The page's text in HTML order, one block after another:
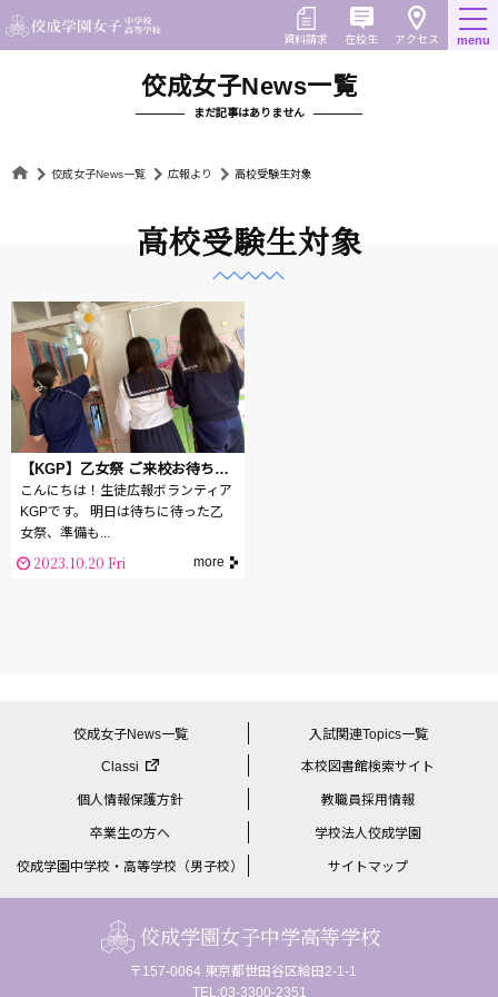
to
content
アクセス
在校生
資料請求 menu
佼成女子News一覧
まだ記事はありません
佼成女子News一覧 広報より 高校受験生対象
高校受験生対象
【KGP】乙女祭 ご来校お待ちしています！
こんにちは！生徒広報ボランティア
KGPです。 明日は待ちに待った乙
女祭、準備も...
2023.10.20 Fri more
佼成女子News一覧 入試関連Topics一覧
Classi 本校図書館検索サイト
個人情報保護方針 教職員採用情報
卒業生の方へ 学校法人佼成学園
佼成学園中学校・高等学校（男子校） サイトマップ
佼成学園女子中学高等学校
〒157-0064 東京都世田谷区給田2-1-1
TEL:03-3300-2351